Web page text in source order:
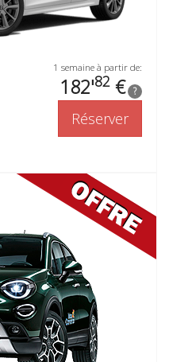
1 semaine à partir de:
182'82 € ?
Réserver